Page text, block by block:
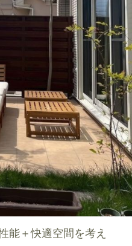
能＋快適空間を考え